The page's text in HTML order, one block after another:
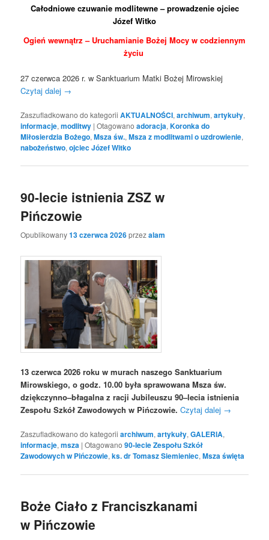
Całodniowe czuwanie modlitewne – prowadzenie ojciec
Józef Witko
Ogień wewnątrz – Uruchamianie Bożej Mocy w codziennym
życiu
27 czerwca 2026 r. w Sanktuarium Matki Bożej Mirowskiej
Czytaj dalej →
Zaszufladkowano do kategorii AKTUALNOŚCI,archiwum,artykuły,
informacje,modlitwy |Otagowano adoracja,Koronka do
Miłosierdzia Bożego,Msza św.,Msza z modlitwami o uzdrowienie,
nabożeństwo,ojciec Józef Witko
90-lecie istnienia ZSZ w
Pińczowie
Opublikowany13 czerwca 2026przezalam
13 czerwca 2026 roku w murach naszego Sanktuarium
Mirowskiego, o godz. 10.00 była sprawowana Msza św.
dziękczynno–błagalna z racji Jubileuszu 90–lecia istnienia
Zespołu Szkół Zawodowych w Pińczowie. Czytaj dalej →
Zaszufladkowano do kategorii archiwum,artykuły,GALERIA,
informacje,msza |Otagowano 90-lecie Zespołu Szkół
Zawodowych w Pińczowie,ks. dr Tomasz Siemieniec,Msza święta
Boże Ciało z Franciszkanami
w Pińczowie